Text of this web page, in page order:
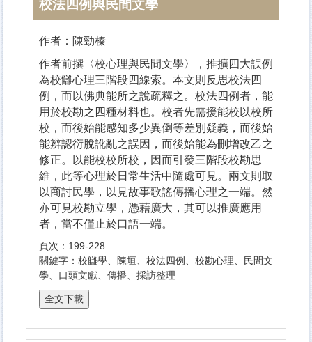
校法四例與民間文學
作者：陳勁榛
作者前撰〈校心理與民間文學〉，推擴四大誤例
為校讎心理三階段四線索。本文則反思校法四
例，而以佛典能所之說疏釋之。校法四例者，能
用於校勘之四種材料也。校者先需援能校以校所
校，而後始能感知多少異倒等差別疑義，而後始
能辨認衍脫訛亂之誤因，而後始能為刪增改乙之
修正。以能校校所校，因而引發三階段校勘思
維，此等心理於日常生活中隨處可見。兩文則取
以商討民學，以見故事歌謠傳播心理之一端。然
亦可見校勘立學，憑藉廣大，其可以推廣應用
者，當不僅止於口語一端。
頁次：199-228
關鍵字：校讎學、陳垣、校法四例、校勘心理、民間文
學、口頭文獻、傳播、採訪整理